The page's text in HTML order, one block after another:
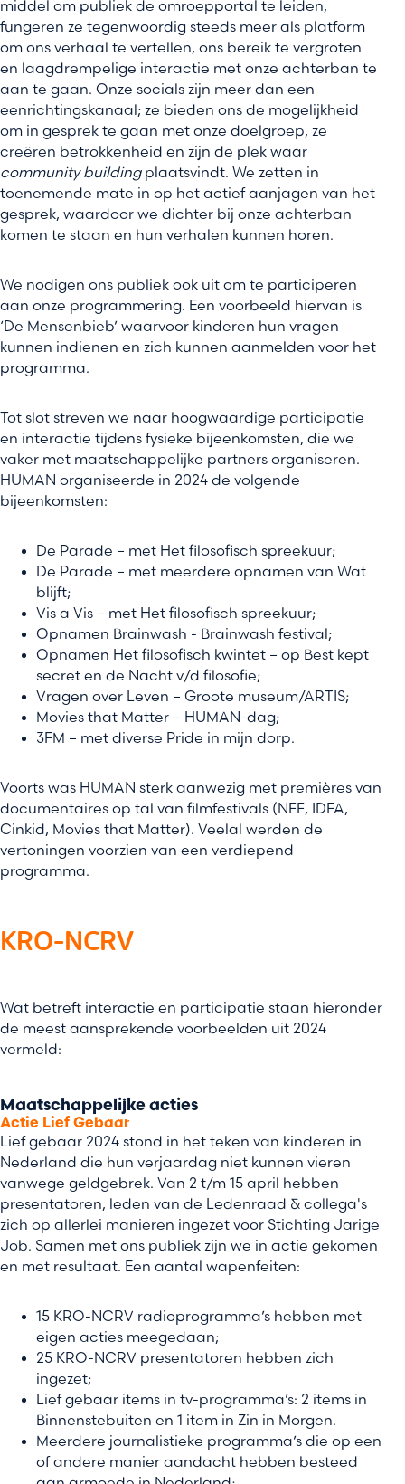
middel om publiek de omroepportal te leiden,
fungeren ze tegenwoordig steeds meer als platform
om ons verhaal te vertellen, ons bereik te vergroten
en laagdrempelige interactie met onze achterban te
aan te gaan. Onze socials zijn meer dan een
eenrichtingskanaal; ze bieden ons de mogelijkheid
om in gesprek te gaan met onze doelgroep, ze
creëren betrokkenheid en zijn de plek waar
community buildingplaatsvindt. We zetten in
toenemende mate in op het actief aanjagen van het
gesprek, waardoor we dichter bij onze achterban
komen te staan en hun verhalen kunnen horen.
We nodigen ons publiek ook uit om te participeren
aan onze programmering. Een voorbeeld hiervan is
‘De Mensenbieb’ waarvoor kinderen hun vragen
kunnen indienen en zich kunnen aanmelden voor het
programma.
Tot slot streven we naar hoogwaardige participatie
en interactie tijdens fysieke bijeenkomsten, die we
vaker met maatschappelijke partners organiseren.
HUMAN organiseerde in 2024 de volgende
bijeenkomsten:
De Parade – met Het filosofisch spreekuur;
De Parade – met meerdere opnamen van Wat
blijft;
Vis a Vis – met Het filosofisch spreekuur;
Opnamen Brainwash - Brainwash festival;
Opnamen Het filosofisch kwintet – op Best kept
secret en de Nacht v/d filosofie;
Vragen over Leven – Groote museum/ARTIS;
Movies that Matter – HUMAN-dag;
3FM – met diverse Pride in mijn dorp.
Voorts was HUMAN sterk aanwezig met premières van
documentaires op tal van filmfestivals (NFF, IDFA,
Cinkid, Movies that Matter). Veelal werden de
vertoningen voorzien van een verdiepend
programma.
KRO-NCRV
Wat betreft interactie en participatie staan hieronder
de meest aansprekende voorbeelden uit 2024
vermeld:
Maatschappelijke acties
Actie Lief Gebaar
Lief gebaar 2024 stond in het teken van kinderen in
Nederland die hun verjaardag niet kunnen vieren
vanwege geldgebrek. Van 2 t/m 15 april hebben
presentatoren, leden van de Ledenraad & collega's
zich op allerlei manieren ingezet voor Stichting Jarige
Job. Samen met ons publiek zijn we in actie gekomen
en met resultaat. Een aantal wapenfeiten:
15 KRO-NCRV radioprogramma’s hebben met
eigen acties meegedaan;
25 KRO-NCRV presentatoren hebben zich
ingezet;
Lief gebaar items in tv-programma’s: 2 items in
Binnenstebuiten en 1 item in Zin in Morgen.
Meerdere journalistieke programma’s die op een
of andere manier aandacht hebben besteed